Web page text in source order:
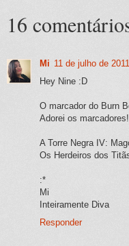
16
Mi 11 de julho de
Hey Nine :D
O marcador do Burn
Adorei os
A Torre Negra IV:
Os Herdeiros dos
:*
Mi
Inteiramente Diva
Responder